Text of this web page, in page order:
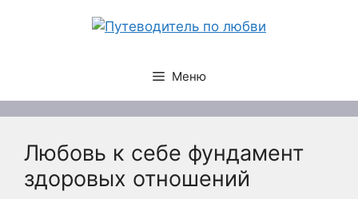
Меню
Любовь к себе фундамент
здоровых отношений